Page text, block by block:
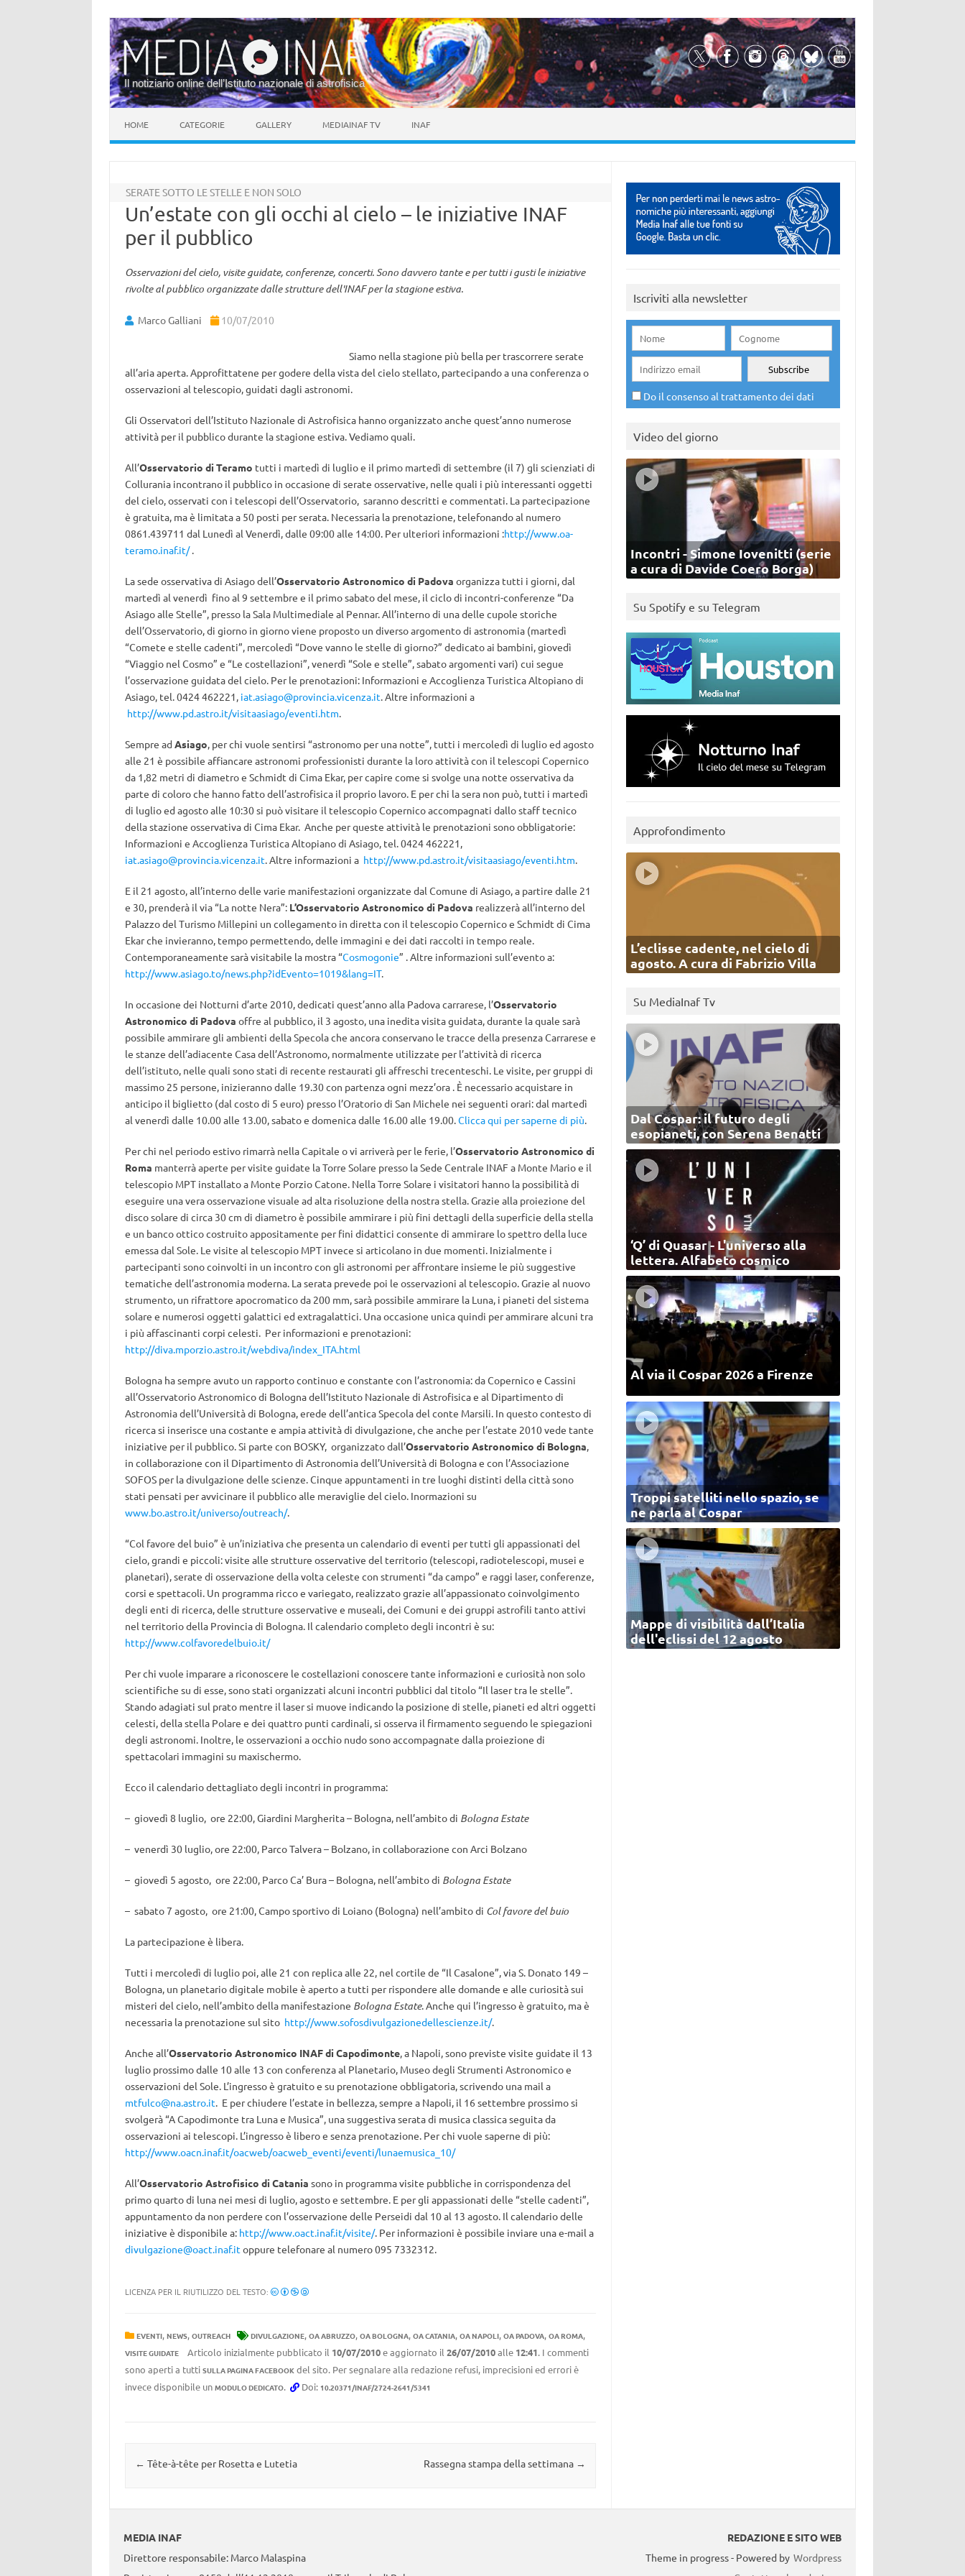
Il notiziario online dell’Istituto nazionale di astrofisica
HOME CATEGORIE GALLERY MEDIAINAF TV INAF
SERATE SOTTO LE STELLE E NON SOLO
Un’estate con gli occhi al cielo – le iniziative INAF
per il pubblico
Osservazioni del cielo, visite guidate, conferenze, concerti. Sono davvero tante e per tutti i gusti le iniziative
rivolte al pubblico organizzate dalle strutture dell'INAF per la stagione estiva.
Marco Galliani 10/07/2010
Siamo nella stagione più bella per trascorrere serate
all’aria aperta. Approfittatene per godere della vista del cielo stellato, partecipando a una conferenza o
osservazioni al telescopio, guidati dagli astronomi.
Gli Osservatori dell’Istituto Nazionale di Astrofisica hanno organizzato anche quest’anno numerose
attività per il pubblico durante la stagione estiva. Vediamo quali.
All’Osservatorio di Teramo tutti i martedì di luglio e il primo martedì di settembre (il 7) gli scienziati di
Collurania incontrano il pubblico in occasione di serate osservative, nelle quali i più interessanti oggetti
del cielo, osservati con i telescopi dell’Osservatorio, saranno descritti e commentati. La partecipazione
è gratuita, ma è limitata a 50 posti per serata. Necessaria la prenotazione, telefonando al numero
0861.439711 dal Lunedì al Venerdì, dalle 09:00 alle 14:00. Per ulteriori informazioni :http://www.oa-
teramo.inaf.it/.
La sede osservativa di Asiago dell’Osservatorio Astronomico di Padova organizza tutti i giorni, dal
martedì al venerdì fino al 9 settembre e il primo sabato del mese, il ciclo di incontri-conferenze “Da
Asiago alle Stelle”, presso la Sala Multimediale al Pennar. All’interno di una delle cupole storiche
dell’Osservatorio, di giorno in giorno viene proposto un diverso argomento di astronomia (martedì
“Comete e stelle cadenti”, mercoledì “Dove vanno le stelle di giorno?” dedicato ai bambini, giovedì
“Viaggio nel Cosmo” e “Le costellazioni”, venerdì “Sole e stelle”, sabato argomenti vari) cui segue
l’osservazione guidata del cielo. Per le prenotazioni: Informazioni e Accoglienza Turistica Altopiano di
Asiago, tel. 0424 462221, iat.asiago@provincia.vicenza.it. Altre informazioni a
http://www.pd.astro.it/visitaasiago/eventi.htm.
Sempre adAsiago, per chi vuole sentirsi “astronomo per una notte”, tutti i mercoledì di luglio ed agosto
alle 21 è possibile affiancare astronomi professionisti durante la loro attività con il telescopi Copernico
da 1,82 metri di diametro e Schmidt di Cima Ekar, per capire come si svolge una notte osservativa da
parte di coloro che hanno fatto dell’astrofisica il proprio lavoro. E per chi la sera non può, tutti i martedì
di luglio ed agosto alle 10:30 si può visitare il telescopio Copernico accompagnati dallo staff tecnico
della stazione osservativa di Cima Ekar. Anche per queste attività le prenotazioni sono obbligatorie:
Informazioni e Accoglienza Turistica Altopiano di Asiago, tel. 0424 462221,
iat.asiago@provincia.vicenza.it. Altre informazioni a http://www.pd.astro.it/visitaasiago/eventi.htm.
E il 21 agosto, all’interno delle varie manifestazioni organizzate dal Comune di Asiago, a partire dalle 21
e 30, prenderà il via “La notte Nera”: L’Osservatorio Astronomico di Padova realizzerà all’interno del
Palazzo del Turismo Millepini un collegamento in diretta con il telescopio Copernico e Schmidt di Cima
Ekar che invieranno, tempo permettendo, delle immagini e dei dati raccolti in tempo reale.
Contemporaneamente sarà visitabile la mostra “Cosmogonie” . Altre informazioni sull’evento a:
http://www.asiago.to/news.php?idEvento=1019&lang=IT.
In occasione dei Notturni d’arte 2010, dedicati quest’anno alla Padova carrarese, l’Osservatorio
Astronomico di Padova offre al pubblico, il 3 agosto, una inedita visita guidata, durante la quale sarà
possibile ammirare gli ambienti della Specola che ancora conservano le tracce della presenza Carrarese e
le stanze dell’adiacente Casa dell’Astronomo, normalmente utilizzate per l’attività di ricerca
dell’istituto, nelle quali sono stati di recente restaurati gli affreschi trecenteschi. Le visite, per gruppi di
massimo 25 persone, inizieranno dalle 19.30 con partenza ogni mezz’ora . È necessario acquistare in
anticipo il biglietto (dal costo di 5 euro) presso l’Oratorio di San Michele nei seguenti orari: dal martedì
al venerdì dalle 10.00 alle 13.00, sabato e domenica dalle 16.00 alle 19.00.Clicca qui per saperne di più.
Per chi nel periodo estivo rimarrà nella Capitale o vi arriverà per le ferie, l’Osservatorio Astronomico di
Roma manterrà aperte per visite guidate la Torre Solare presso la Sede Centrale INAF a Monte Mario e il
telescopio MPT installato a Monte Porzio Catone. Nella Torre Solare i visitatori hanno la possibilità di
eseguire una vera osservazione visuale ad alta risoluzione della nostra stella. Grazie alla proiezione del
disco solare di circa 30 cm di diametro è possibile ammirare i più fini dettagli della superficie della stella
e un banco ottico costruito appositamente per fini didattici consente di ammirare lo spettro della luce
emessa dal Sole. Le visite al telescopio MPT invece si articolano in due momenti. Inizialmente i
partecipanti sono coinvolti in un incontro con gli astronomi per affrontare insieme le più suggestive
tematiche dell’astronomia moderna. La serata prevede poi le osservazioni al telescopio. Grazie al nuovo
strumento, un rifrattore apocromatico da 200 mm, sarà possibile ammirare la Luna, i pianeti del sistema
solare e numerosi oggetti galattici ed extragalattici. Una occasione unica quindi per ammirare alcuni tra
i più affascinanti corpi celesti. Per informazioni e prenotazioni:
http://diva.mporzio.astro.it/webdiva/index_ITA.html
Bologna ha sempre avuto un rapporto continuo e constante con l’astronomia: da Copernico e Cassini
all’Osservatorio Astronomico di Bologna dell’Istituto Nazionale di Astrofisica e al Dipartimento di
Astronomia dell’Università di Bologna, erede dell’antica Specola del conte Marsili. In questo contesto di
ricerca si inserisce una costante e ampia attività di divulgazione, che anche per l’estate 2010 vede tante
iniziative per il pubblico. Si parte con BOSKY, organizzato dall’Osservatorio Astronomico di Bologna,
in collaborazione con il Dipartimento di Astronomia dell’Università di Bologna e con l’Associazione
SOFOS per la divulgazione delle scienze. Cinque appuntamenti in tre luoghi distinti della città sono
stati pensati per avvicinare il pubblico alle meraviglie del cielo. Inormazioni su
www.bo.astro.it/universo/outreach/.
“Col favore del buio” è un’iniziativa che presenta un calendario di eventi per tutti gli appassionati del
cielo, grandi e piccoli: visite alle strutture osservative del territorio (telescopi, radiotelescopi, musei e
planetari), serate di osservazione della volta celeste con strumenti “da campo” e raggi laser, conferenze,
corsi e spettacoli. Un programma ricco e variegato, realizzato grazie all’appassionato coinvolgimento
degli enti di ricerca, delle strutture osservative e museali, dei Comuni e dei gruppi astrofili tanto attivi
nel territorio della Provincia di Bologna. Il calendario completo degli incontri è su:
http://www.colfavoredelbuio.it/
Per chi vuole imparare a riconoscere le costellazioni conoscere tante informazioni e curiosità non solo
scientifiche su di esse, sono stati organizzati alcuni incontri pubblici dal titolo “Il laser tra le stelle”.
Stando adagiati sul prato mentre il laser si muove indicando la posizione di stelle, pianeti ed altri oggetti
celesti, della stella Polare e dei quattro punti cardinali, si osserva il firmamento seguendo le spiegazioni
degli astronomi. Inoltre, le osservazioni a occhio nudo sono accompagnate dalla proiezione di
spettacolari immagini su maxischermo.
Ecco il calendario dettagliato degli incontri in programma:
– giovedì 8 luglio, ore 22:00, Giardini Margherita – Bologna, nell’ambito di Bologna Estate
– venerdì 30 luglio, ore 22:00, Parco Talvera – Bolzano, in collaborazione con Arci Bolzano
– giovedì 5 agosto, ore 22:00, Parco Ca’ Bura – Bologna, nell’ambito di Bologna Estate
– sabato 7 agosto, ore 21:00, Campo sportivo di Loiano (Bologna) nell’ambito di Col favore del buio
La partecipazione è libera.
Tutti i mercoledì di luglio poi, alle 21 con replica alle 22, nel cortile de “Il Casalone”, via S. Donato 149 –
Bologna, un planetario digitale mobile è aperto a tutti per rispondere alle domande e alle curiosità sui
misteri del cielo, nell’ambito della manifestazione Bologna Estate. Anche qui l’ingresso è gratuito, ma è
necessaria la prenotazione sul sito http://www.sofosdivulgazionedellescienze.it/.
Anche all’Osservatorio Astronomico INAF di Capodimonte, a Napoli, sono previste visite guidate il 13
luglio prossimo dalle 10 alle 13 con conferenza al Planetario, Museo degli Strumenti Astronomico e
osservazioni del Sole. L’ingresso è gratuito e su prenotazione obbligatoria, scrivendo una mail a
mtfulco@na.astro.it. E per chiudere l’estate in bellezza, sempre a Napoli, il 16 settembre prossimo si
svolgerà “A Capodimonte tra Luna e Musica”, una suggestiva serata di musica classica seguita da
osservazioni ai telescopi. L’ingresso è libero e senza prenotazione. Per chi vuole saperne di più:
http://www.oacn.inaf.it/oacweb/oacweb_eventi/eventi/lunaemusica_10/
All’Osservatorio Astrofisico di Catania sono in programma visite pubbliche in corrispondenza del
primo quarto di luna nei mesi di luglio, agosto e settembre. E per gli appassionati delle “stelle cadenti”,
appuntamento da non perdere con l’osservazione delle Perseidi dal 10 al 13 agosto. Il calendario delle
iniziative è disponibile a: http://www.oact.inaf.it/visite/. Per informazioni è possibile inviare una e-mail a
divulgazione@oact.inaf.it oppure telefonare al numero 095 7332312.
LICENZA PER IL RIUTILIZZO DEL TESTO:
EVENTI, NEWS, OUTREACH DIVULGAZIONE, OA ABRUZZO, OA BOLOGNA, OA CATANIA, OA NAPOLI, OA PADOVA, OA ROMA,
VISITE GUIDATE Articolo inizialmente pubblicato il 10/07/2010e aggiornato il 26/07/2010alle 12:41. I commenti
sono aperti a tutti SULLA PAGINA FACEBOOKdel sito. Per segnalare alla redazione refusi, imprecisioni ed errori è
invece disponibile un MODULO DEDICATO. Doi: 10.20371/INAF/2724-2641/5341
Navigazione articolo
← Tête-à-tête per Rosetta e Lutetia Rassegna stampa della settimana →
Iscriviti alla newsletter
Do il consenso al trattamento dei dati
Video del giorno
Incontri - Simone Iovenitti (serie
a cura di Davide Coero Borga)
Su Spotify e su Telegram
Approfondimento
L’eclisse cadente, nel cielo di
agosto. A cura di Fabrizio Villa
Su MediaInaf Tv
Dal Cospar: il futuro degli
esopianeti, con Serena Benatti
‘Q’ di Quasar - L'universo alla
lettera. Alfabeto cosmico
Al via il Cospar 2026 a Firenze
Troppi satelliti nello spazio, se
ne parla al Cospar
Mappe di visibilità dall’Italia
dell'eclissi del 12 agosto
MEDIA INAF
Direttore responsabile: Marco Malaspina
REDAZIONE E SITO WEB
Theme in progress - Powered by Wordpress